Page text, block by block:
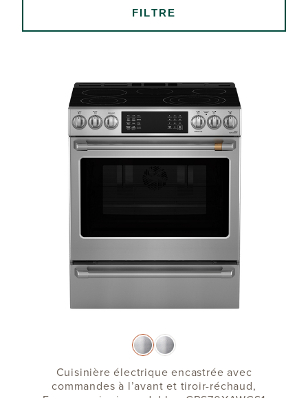
FILTRE
Cuisinière électrique encastrée avec
commandes à l’avant et tiroir-réchaud,